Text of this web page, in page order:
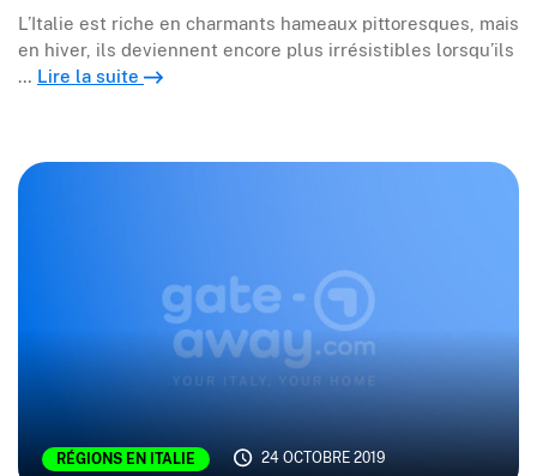
L’Italie est riche en charmants hameaux pittoresques, mais
en hiver, ils deviennent encore plus irrésistibles lorsqu’ils
… Lire la suite
RÉGIONS EN ITALIE 24 OCTOBRE 2019